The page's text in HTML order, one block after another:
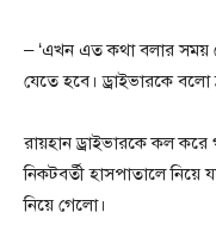
– ‘এখন এত কথা বলার সময়
যেতে হবে। ড্রাইভারকে বলো
রায়হান ড্রাইভারকে কল করে
নিকটবর্তী হাসপাতালে নিয়ে
নিয়ে গেলো।